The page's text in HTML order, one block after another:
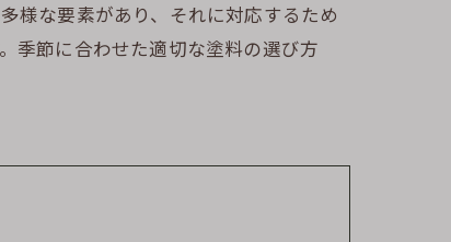
様な要素があり、それに対応するため
季節に合わせた適切な塗料の選び方